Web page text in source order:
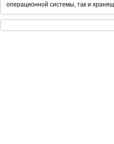
операционной системы, так и